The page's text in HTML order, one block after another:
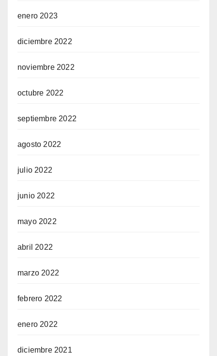
enero 2023
diciembre 2022
noviembre 2022
octubre 2022
septiembre 2022
agosto 2022
julio 2022
junio 2022
mayo 2022
abril 2022
marzo 2022
febrero 2022
enero 2022
diciembre 2021